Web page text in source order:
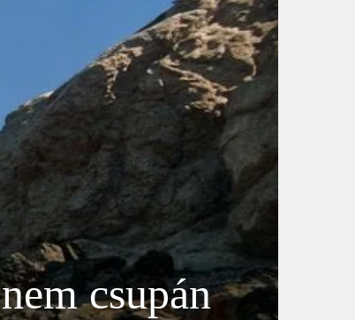
csupán